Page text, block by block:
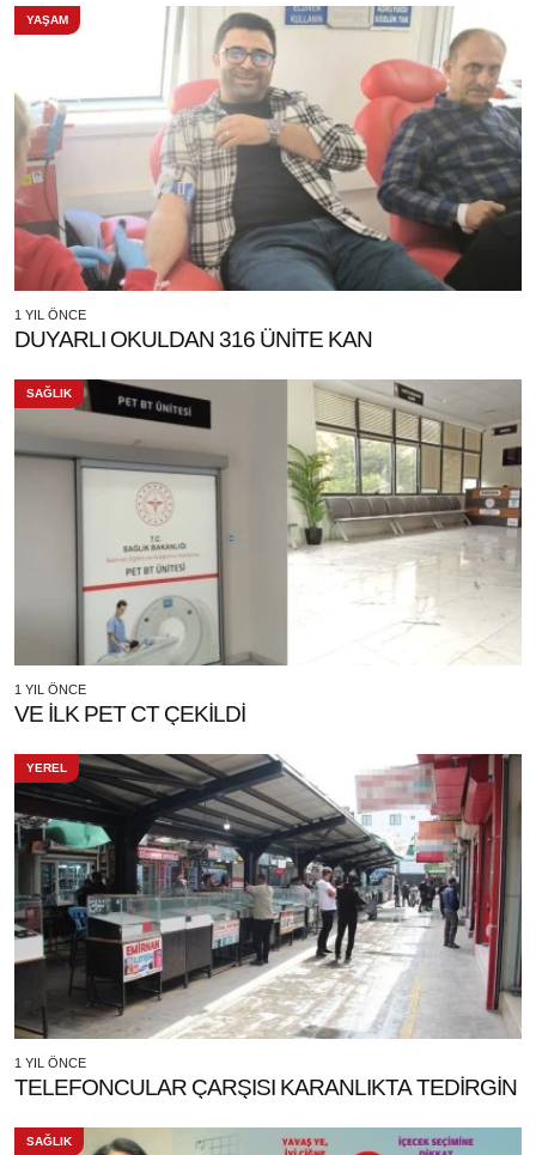
YAŞAM
1 YIL ÖNCE
DUYARLI OKULDAN 316 ÜNİTE KAN
SAĞLIK
1 YIL ÖNCE
VE İLK PET CT ÇEKİLDİ
YEREL
1 YIL ÖNCE
TELEFONCULAR ÇARŞISI KARANLIKTA TEDİRGİN
SAĞLIK